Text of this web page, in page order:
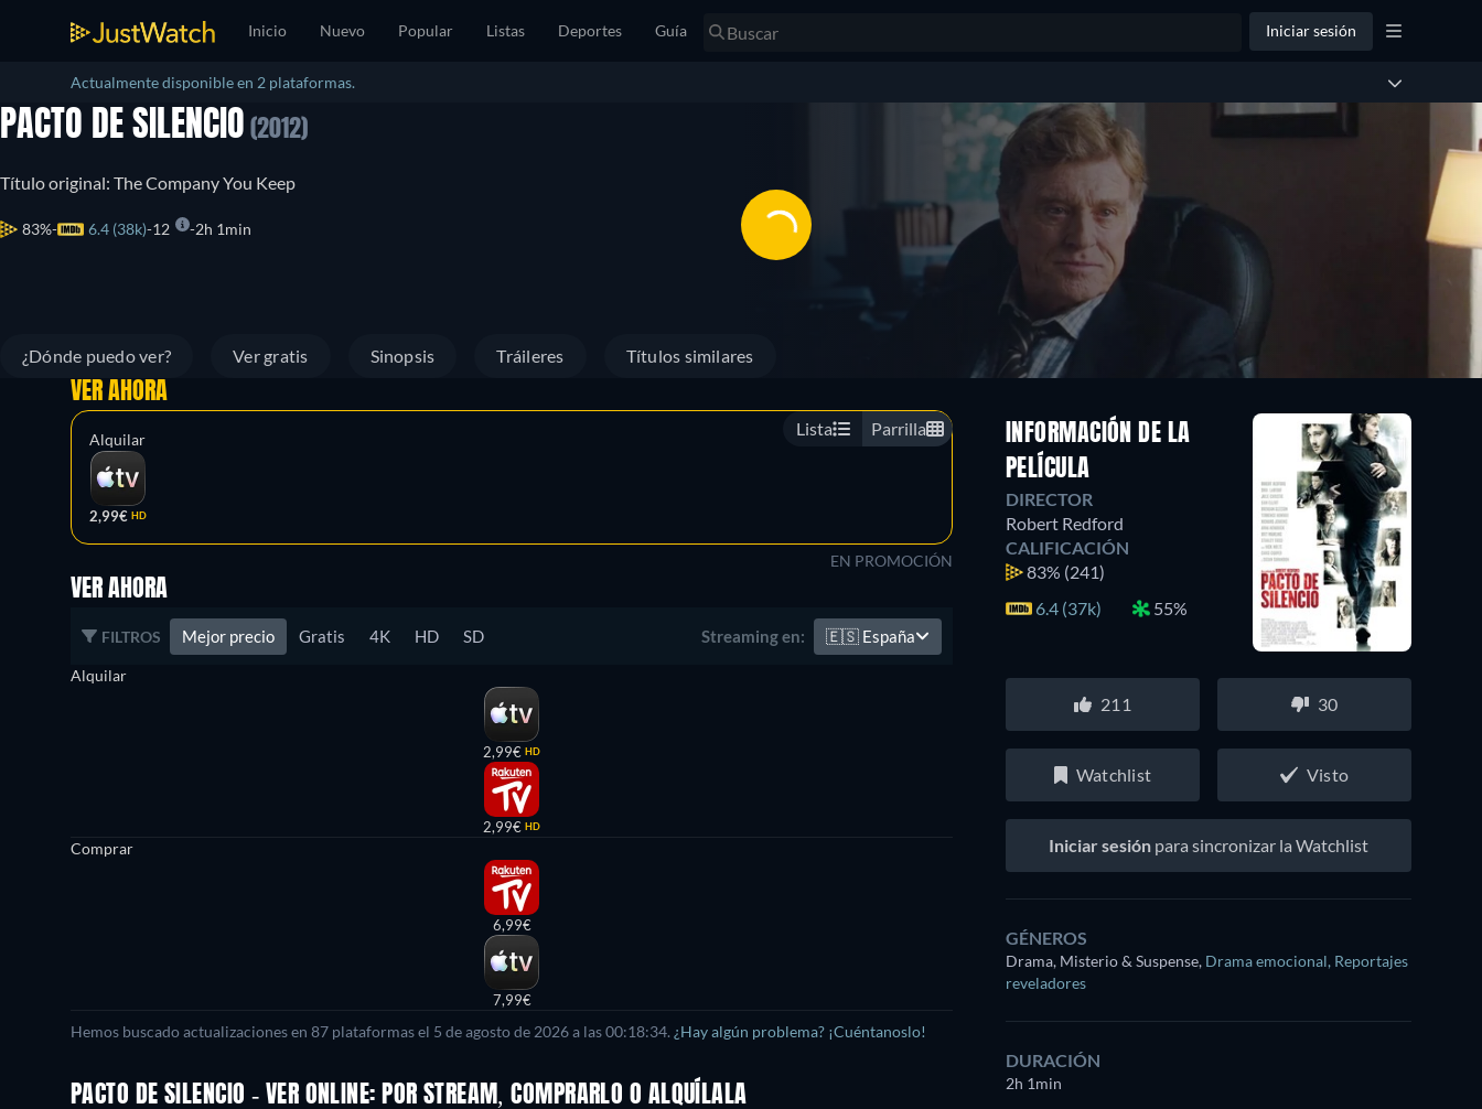
Inicio Nuevo Popular Listas Deportes Guía Iniciar sesión
Actualmente disponible en 2 plataformas.
PACTO DE SILENCIO (2012)
Título original: The Company You Keep
83% 6.4 (38k) 12 2h 1min
¿Dónde puedo ver? Ver gratis Sinopsis Tráileres Títulos similares
Lista Parrilla
VER AHORA
Alquilar
2,99€ HD
EN PROMOCIÓN
VER AHORA
FILTROS Mejor precio Gratis 4K HD SD Streaming en: 🇪🇸 España
Alquilar
2,99€ HD
2,99€ HD
Comprar
6,99€
7,99€
Hemos buscado actualizaciones en 87 plataformas el 5 de agosto de 2026a las00:18:34. ¿Hay algún problema? ¡Cuéntanoslo!
PACTO DE SILENCIO - VER ONLINE: POR STREAM, COMPRARLO O ALQUÍLALA
INFORMACIÓN DE LA
PELÍCULA
DIRECTOR
Robert Redford
CALIFICACIÓN
83% (241)
6.4 (37k)
55%
211 30
Watchlist Visto
Iniciar sesión para sincronizar la Watchlist
GÉNEROS
Drama, Misterio & Suspense, Drama emocional, Reportajes
reveladores
DURACIÓN
2h 1min